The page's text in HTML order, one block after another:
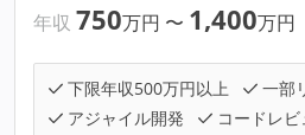
年収 750万円 〜 1,400万円
下限年収500万円以上
一部
アジャイル開発
コードレ